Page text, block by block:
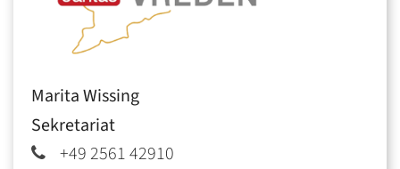
MaritaWissing
Sekretariat
+49 2561 42910